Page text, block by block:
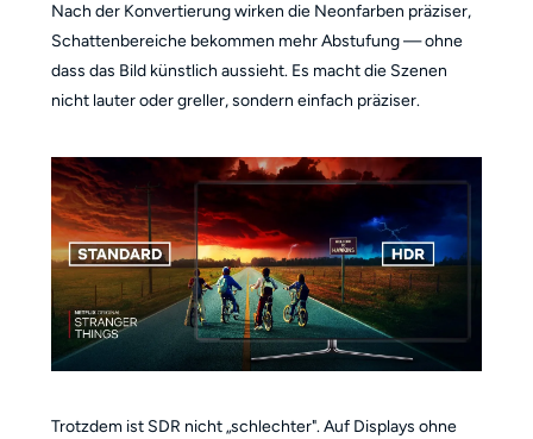
Nach der Konvertierung wirken die Neonfarben präziser,
Schattenbereiche bekommen mehr Abstufung — ohne
dass das Bild künstlich aussieht. Es macht die Szenen
nicht lauter oder greller, sondern einfach präziser.
Trotzdem ist SDR nicht „schlechter". Auf Displays ohne